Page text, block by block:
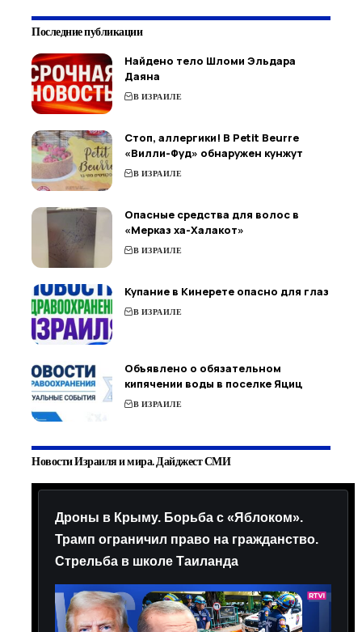
Последние публикации
Найдено тело Шломи Эльдара
Даяна
В ИЗРАИЛЕ
Стоп, аллергики! В Petit Beurre
«Вилли-Фуд» обнаружен кунжут
В ИЗРАИЛЕ
Опасные средства для волос в
«Мерказ ха-Халакот»
В ИЗРАИЛЕ
Купание в Кинерете опасно для глаз
В ИЗРАИЛЕ
Объявлено о обязательном
кипячении воды в поселке Яциц
В ИЗРАИЛЕ
Новости Израиля и мира. Дайджест СМИ